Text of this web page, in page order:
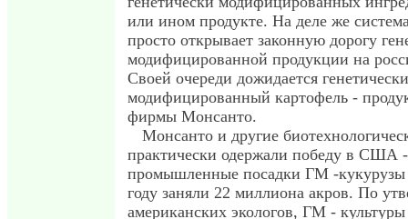
или ином продукте. На деле же
просто открывает законную дорогу
модифицированной продукции на
Своей очереди дожидается генетически
модифицированный картофель -
фирмы Монсанто.
Монсанто и другие
практически одержали победу в США -
промышленные посадки ГМ -
году заняли 22 миллиона акров. По
американских экологов, ГМ -